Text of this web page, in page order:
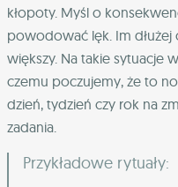
kłopoty. Myśl o
powodować lęk. Im
większy. Na takie sytuacje
czemu poczujemy, że to
dzień, tydzień czy rok na
zadania.
Przykładowe rytuały: